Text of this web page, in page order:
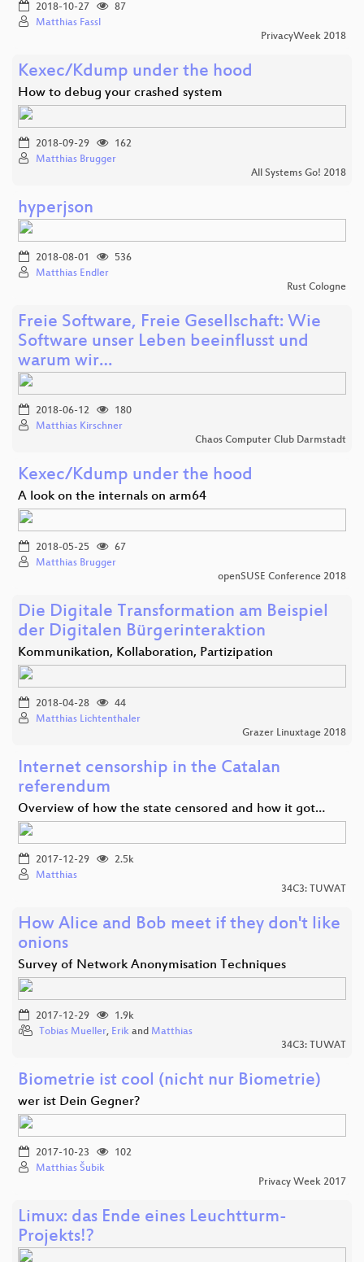
2018-10-27
87
Matthias Fassl
PrivacyWeek 2018
Kexec/Kdump under the hood
How to debug your crashed system
2018-09-29
162
Matthias Brugger
All Systems Go! 2018
hyperjson
2018-08-01
536
Matthias Endler
Rust Cologne
Freie Software, Freie Gesellschaft: Wie
Software unser Leben beeinflusst und
warum wir…
2018-06-12
180
Matthias Kirschner
Chaos Computer Club Darmstadt
Kexec/Kdump under the hood
A look on the internals on arm64
2018-05-25
67
Matthias Brugger
openSUSE Conference 2018
Die Digitale Transformation am Beispiel
der Digitalen Bürgerinteraktion
Kommunikation, Kollaboration, Partizipation
2018-04-28
44
Matthias Lichtenthaler
Grazer Linuxtage 2018
Internet censorship in the Catalan
referendum
Overview of how the state censored and how it got…
2017-12-29
2.5k
Matthias
34C3: TUWAT
How Alice and Bob meet if they don't like
onions
Survey of Network Anonymisation Techniques
2017-12-29
1.9k
Tobias Mueller, Erik and Matthias
34C3: TUWAT
Biometrie ist cool (nicht nur Biometrie)
wer ist Dein Gegner?
2017-10-23
102
Matthias Šubik
Privacy Week 2017
Limux: das Ende eines Leuchtturm-
Projekts!?